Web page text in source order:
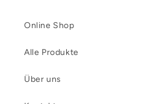
Online Shop
Alle Produkte
Über uns